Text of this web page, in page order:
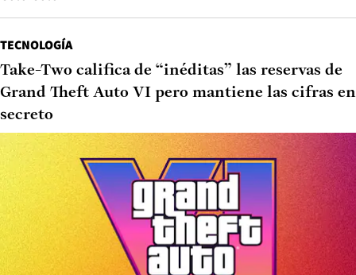
TECNOLOGÍA
Take-Two califica de “inéditas” las reservas de
Grand Theft Auto VI pero mantiene las cifras en
secreto